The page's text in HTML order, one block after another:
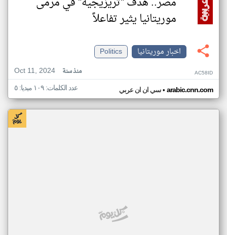
موريتانيا يثير تفاعلاً
اخبار موريتانيا
Politics
Oct 11, 2024
منذ سنة AC58ID
سي ان ان عربي• arabic.cnn.com عدد الكلمات: ١٠٩ ميديا: ٥